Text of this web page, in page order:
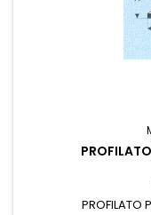
PROFILATO